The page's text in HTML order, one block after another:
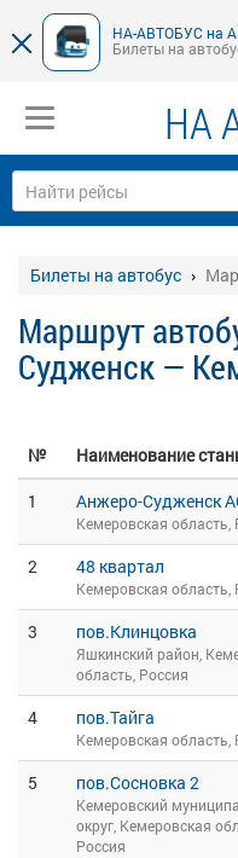
НА-АВТОБУС на
Билеты на
НА
Билеты на автобус
Маршрут
Судженск —
№ Наименование
1
Анжеро-Судженск
Кемеровская область,
2 48 квартал
Кемеровская область,
3 пов.Клинцовка
Яшкинский район,
область, Россия
4 пов.Тайга
Кемеровская область,
5 пов.Сосновка 2
Кемеровский
округ, Кемеровская
Россия